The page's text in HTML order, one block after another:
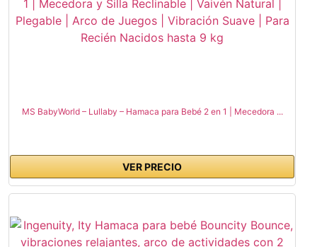
MS BabyWorld – Lullaby – Hamaca para Bebé 2 en 1 | Mecedora ...
VER PRECIO